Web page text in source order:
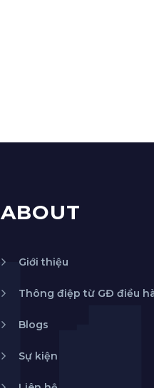
ABOUT
Giới thiệu
Thông điệp từ GĐ điều
Blogs
Sự kiện